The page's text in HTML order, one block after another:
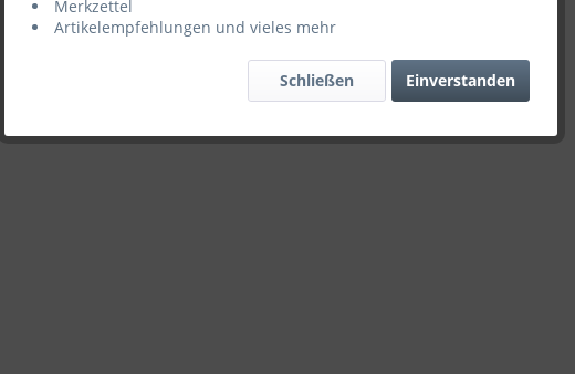
Merkzettel
Artikelempfehlungen und vieles mehr
Einverstanden
Schließen